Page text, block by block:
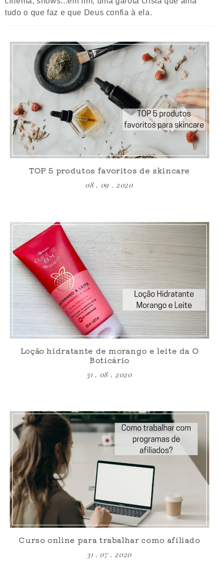
tudo o que faz e que Deus confia à ela.
TOP 5 produtos favoritos de skincare
08 . 09 . 2020
Loção hidratante de morango e leite da O
Boticário
31 . 08 . 2020
Curso online para trabalhar como afiliado
31 . 07 . 2020